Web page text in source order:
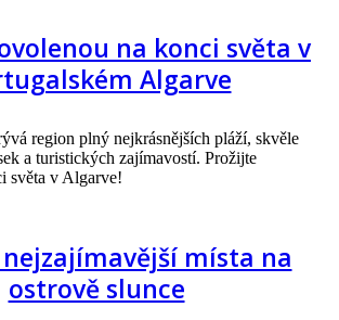
na konci světa v
Algarve
region plný nejkrásnějších pláží, skvěle
a turistických zajímavostí. Prožijte
světa v Algarve!
nejzajímavější místa na
ostrově slunce